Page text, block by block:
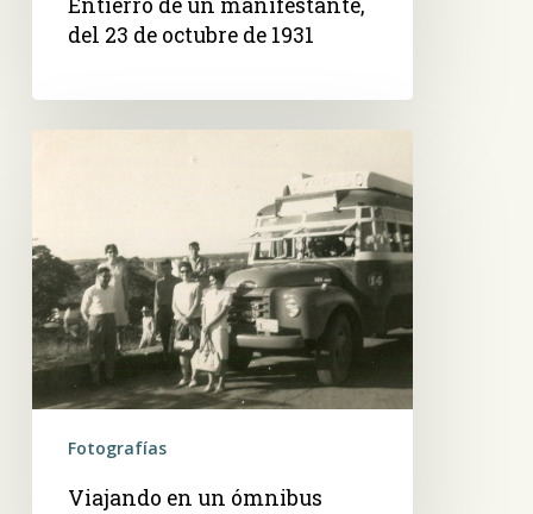
Entierro de un manifestante,
del 23 de octubre de 1931
ómnibus
Fotografías
Viajando en un ómnibus